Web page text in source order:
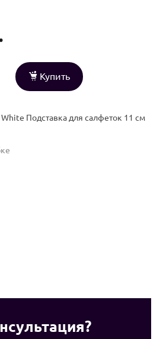
Купить
White Подставка для салфеток 11 см